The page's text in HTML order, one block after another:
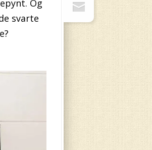
Og
svarte